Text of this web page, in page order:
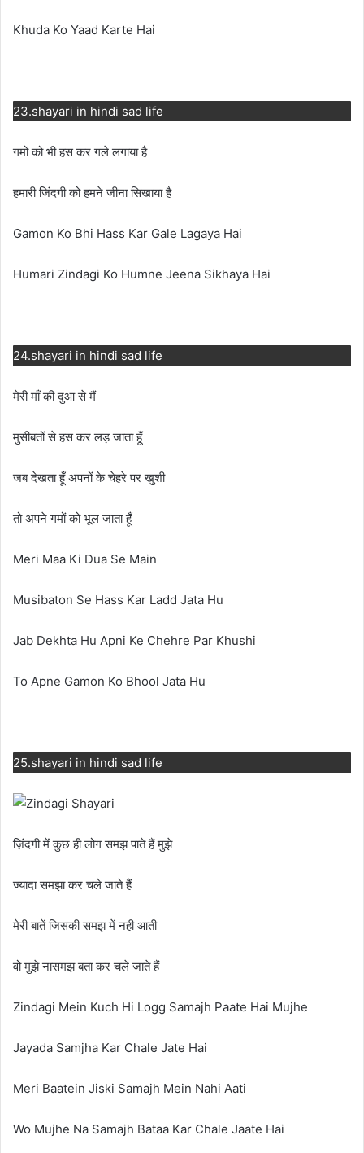
Khuda Ko Yaad Karte Hai
23.shayari in hindi sad life
गमों को भी हस कर गले लगाया है
हमारी जिंदगी को हमने जीना सिखाया है
Gamon Ko Bhi Hass Kar Gale Lagaya Hai
Humari Zindagi Ko Humne Jeena Sikhaya Hai
24.shayari in hindi sad life
मेरी माँ की दुआ से मैं
मुसीबतों से हस कर लड़ जाता हूँ
जब देखता हूँ अपनों के चेहरे पर खुशी
तो अपने गमों को भूल जाता हूँ
Meri Maa Ki Dua Se Main
Musibaton Se Hass Kar Ladd Jata Hu
Jab Dekhta Hu Apni Ke Chehre Par Khushi
To Apne Gamon Ko Bhool Jata Hu
25.shayari in hindi sad life
ज़िंदगी में कुछ ही लोग समझ पाते हैं मुझे
ज्यादा समझा कर चले जाते हैं
मेरी बातें जिसकी समझ में नही आती
वो मुझे नासमझ बता कर चले जाते हैं
Zindagi Mein Kuch Hi Logg Samajh Paate Hai Mujhe
Jayada Samjha Kar Chale Jate Hai
Meri Baatein Jiski Samajh Mein Nahi Aati
Wo Mujhe Na Samajh Bataa Kar Chale Jaate Hai